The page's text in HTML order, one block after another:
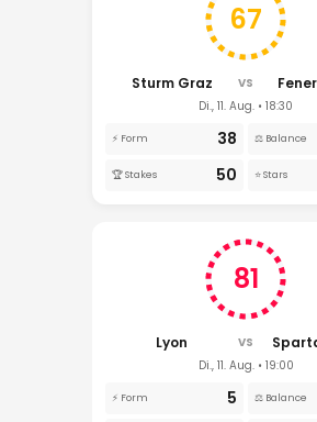
67
Sturm Graz VS
Di., 11. Aug. • 18:30
⚡ Form 38 ⚖️ Balance
🏆 Stakes 50 ⭐ Stars
81
Lyon VS
Di., 11. Aug. • 19:00
⚡ Form 5 ⚖️ Balance